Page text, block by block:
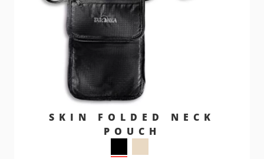
SKIN FOLDED NECK
POUCH